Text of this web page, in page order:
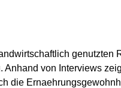
von Interviews
die